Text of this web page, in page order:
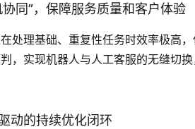
协同”，保障服务质量和客户体验
处理基础、重复性任务时效率极高
，实现机器人与人工客服的无缝切
动的持续优化闭环